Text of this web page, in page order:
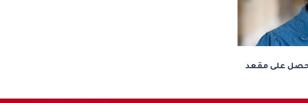
على مقعد